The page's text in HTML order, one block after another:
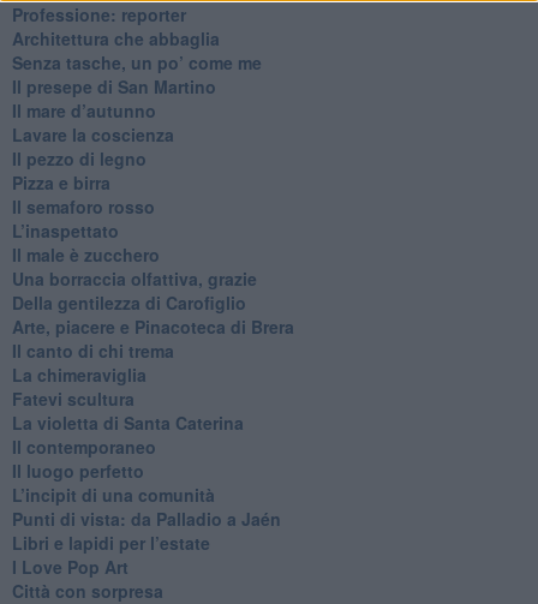
Professione: reporter
Architettura che abbaglia
​Senza tasche, un po’ come me
​Il presepe di San Martino
​Il mare d’autunno
​Lavare la coscienza
​Il pezzo di legno
​Pizza e birra
​Il semaforo rosso
​L’inaspettato
​Il male è zucchero
​Una borraccia olfattiva, grazie
​Della gentilezza di Carofiglio
Arte, piacere e Pinacoteca di Brera
​Il canto di chi trema
La chimeraviglia
​Fatevi scultura
​La violetta di Santa Caterina
​Il contemporaneo
​Il luogo perfetto
​L’incipit di una comunità
Punti di vista: da Palladio a Jaén
​Libri e lapidi per l’estate
​I Love Pop Art
Città con sorpresa